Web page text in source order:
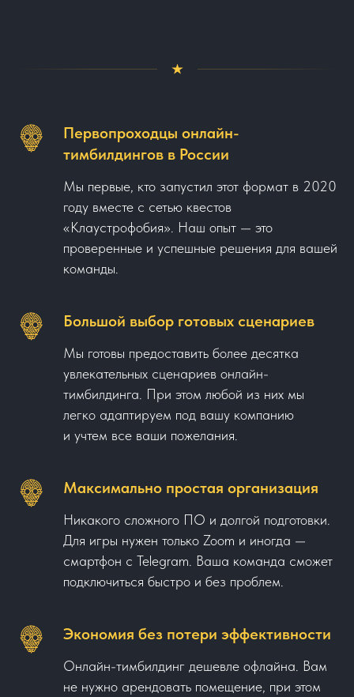
Первопроходцы онлайн-
тимбилдингов в России
Мы первые, кто запустил этот формат в 2020
году вместе с сетью квестов
«Клаустрофобия». Наш опыт — это
проверенные и успешные решения для вашей
команды.
Большой выбор готовых сценариев
Мы готовы предоставить более десятка
увлекательных сценариев онлайн-
тимбилдинга. При этом любой из них мы
легко адаптируем под вашу компанию
и учтем все ваши пожелания.
Максимально простая организация
Никакого сложного ПО и долгой подготовки.
Для игры нужен только Zoom и иногда —
смартфон с Telegram. Ваша команда сможет
подключиться быстро и без проблем.
Экономия без потери эффективности
Онлайн-тимбилдинг дешевле офлайна. Вам
не нужно арендовать помещение, при этом